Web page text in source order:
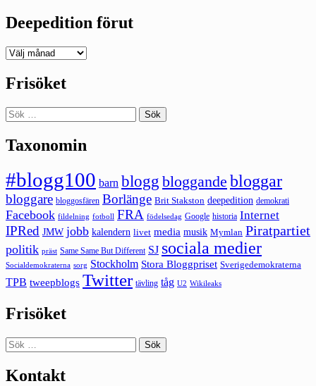
Deepedition förut
Deepedition
Frisöket
Sök
efter:
Taxonomin
#blogg100 barn blogg bloggande bloggar
bloggare bloggosfären Borlänge Brit Stakston deepedition demokrati
Facebook fildelning fotboll FRA födelsedag Google historia Internet
IPRed JMW jobb kalendern livet media musik Mymlan Piratpartiet
politik präst Same Same But Different SJ sociala medier
Socialdemokraterna sorg Stockholm Stora Bloggpriset Sverigedemokraterna
TPB tweepblogs Twitter tävling tåg U2 Wikileaks
Frisöket
Sök
efter:
Kontakt